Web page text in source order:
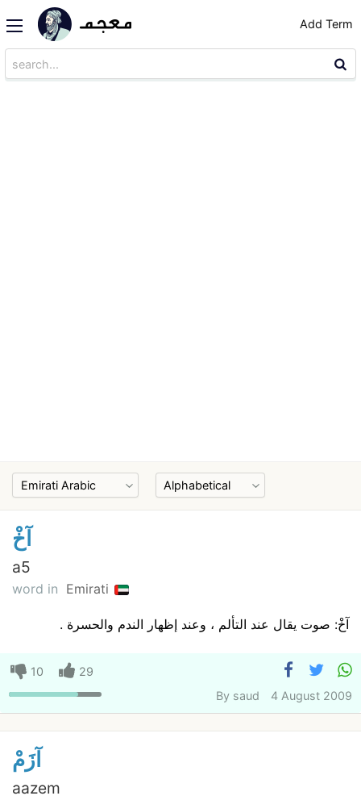
Add Term
آخْ
a5
word in Emirati
آخْ: صوت يقال عند التألم ، وعند إظهار الندم والحسرة .
10
29
By saud 4 August 2009
آزَمْ
aazem